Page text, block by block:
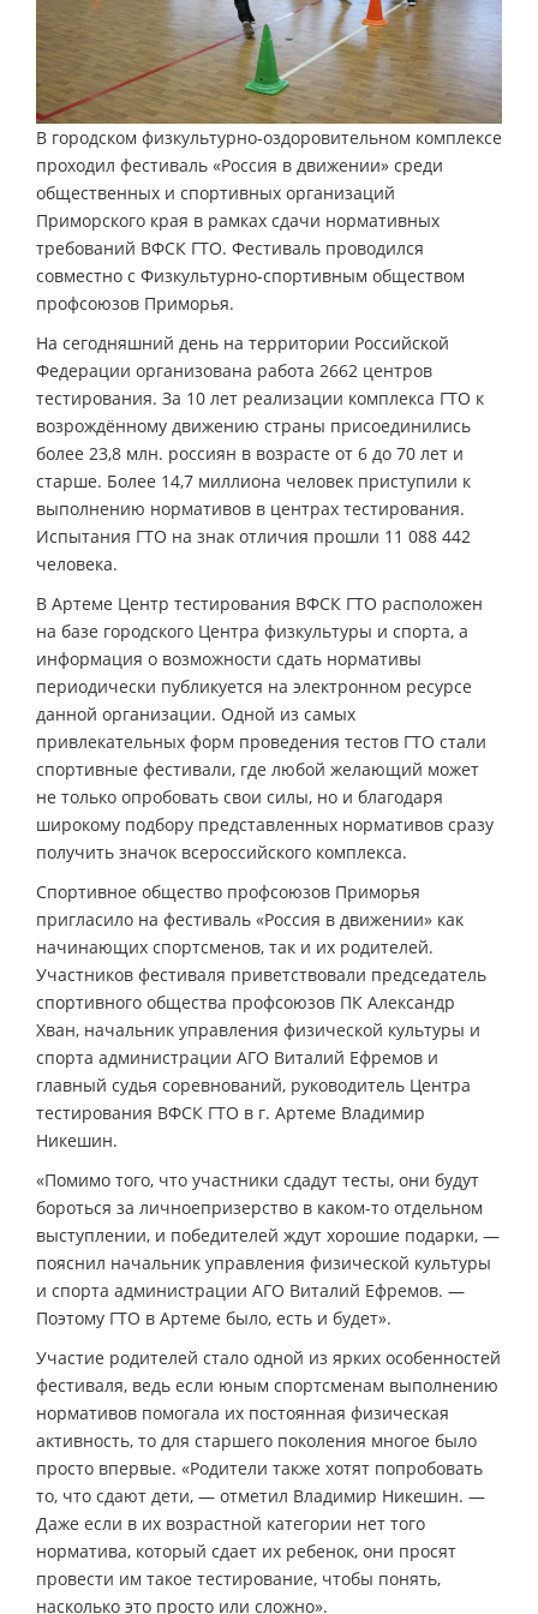
В городском физкультурно-оздоровительном комплексе
проходил фестиваль «Россия в движении» среди
общественных и спортивных организаций
Приморского края в рамках сдачи нормативных
требований ВФСК ГТО. Фестиваль проводился
совместно с Физкультурно-спортивным обществом
профсоюзов Приморья.
На сегодняшний день на территории Российской
Федерации организована работа 2662 центров
тестирования. За 10 лет реализации комплекса ГТО к
возрождённому движению страны присоединились
более 23,8 млн. россиян в возрасте от 6 до 70 лет и
старше. Более 14,7 миллиона человек приступили к
выполнению нормативов в центрах тестирования.
Испытания ГТО на знак отличия прошли 11 088 442
человека.
В Артеме Центр тестирования ВФСК ГТО расположен
на базе городского Центра физкультуры и спорта, а
информация о возможности сдать нормативы
периодически публикуется на электронном ресурсе
данной организации. Одной из самых
привлекательных форм проведения тестов ГТО стали
спортивные фестивали, где любой желающий может
не только опробовать свои силы, но и благодаря
широкому подбору представленных нормативов сразу
получить значок всероссийского комплекса.
Спортивное общество профсоюзов Приморья
пригласило на фестиваль «Россия в движении» как
начинающих спортсменов, так и их родителей.
Участников фестиваля приветствовали председатель
спортивного общества профсоюзов ПК Александр
Хван, начальник управления физической культуры и
спорта администрации АГО Виталий Ефремов и
главный судья соревнований, руководитель Центра
тестирования ВФСК ГТО в г. Артеме Владимир
Никешин.
«Помимо того, что участники сдадут тесты, они будут
бороться за личноепризерство в каком-то отдельном
выступлении, и победителей ждут хорошие подарки, —
пояснил начальник управления физической культуры
и спорта администрации АГО Виталий Ефремов. —
Поэтому ГТО в Артеме было, есть и будет».
Участие родителей стало одной из ярких особенностей
фестиваля, ведь если юным спортсменам выполнению
нормативов помогала их постоянная физическая
активность, то для старшего поколения многое было
просто впервые. «Родители также хотят попробовать
то, что сдают дети, — отметил Владимир Никешин. —
Даже если в их возрастной категории нет того
норматива, который сдает их ребенок, они просят
провести им такое тестирование, чтобы понять,
насколько это просто или сложно».